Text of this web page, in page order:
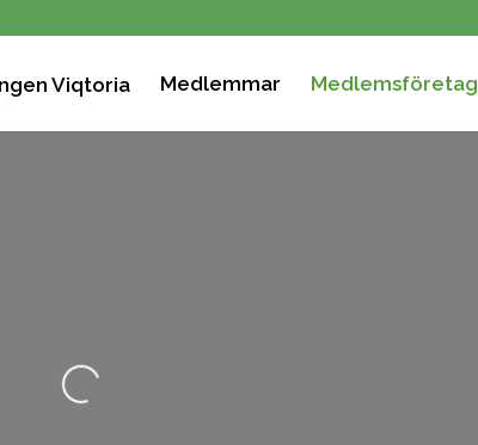
Medlemmar Medlemsföretag
Loading...